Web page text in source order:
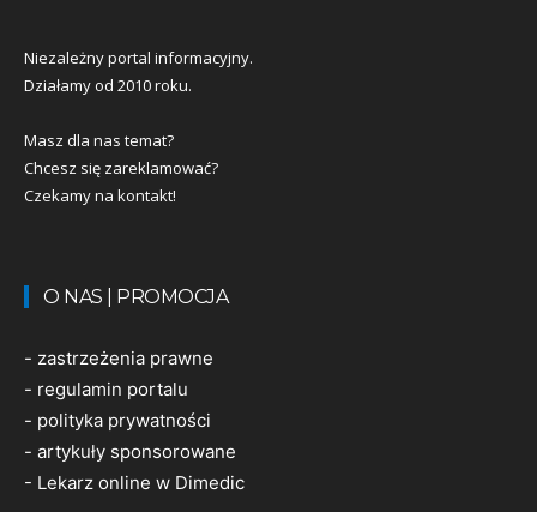
Niezależny portal informacyjny.
Działamy od 2010 roku.
Masz dla nas temat?
Chcesz się zareklamować?
Czekamy na kontakt!
O NAS | PROMOCJA
- zastrzeżenia prawne
- regulamin portalu
- polityka prywatności
- artykuły sponsorowane
- Lekarz online w Dimedic